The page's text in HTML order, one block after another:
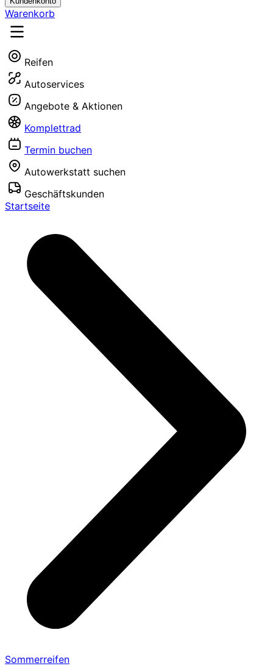
Warenkorb
Reifen
Autoservices
Angebote & Aktionen
Komplettrad
Termin buchen
Autowerkstatt suchen
Geschäftskunden
Startseite
Sommerreifen